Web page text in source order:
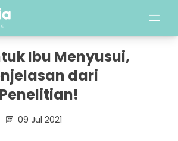
Ibu Menyusui,
dari
09 Jul 2021